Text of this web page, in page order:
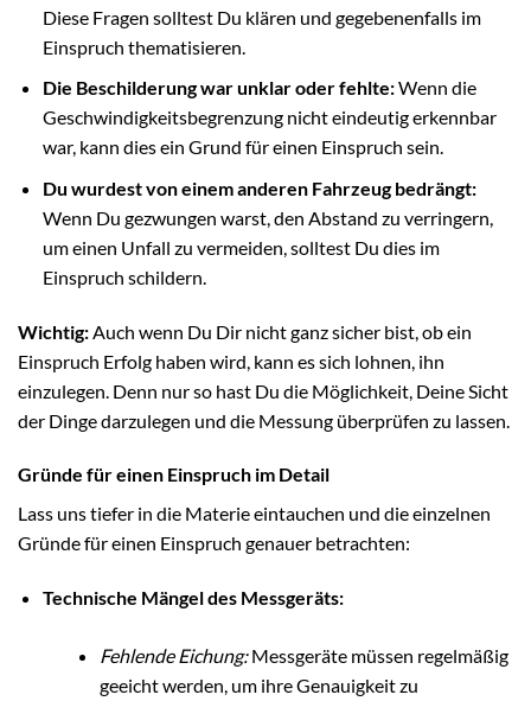
Diese Fragen solltest Du klären und gegebenenfalls im
Einspruch thematisieren.
Die Beschilderung war unklar oder fehlte:Wenn die
Geschwindigkeitsbegrenzung nicht eindeutig erkennbar
war, kann dies ein Grund für einen Einspruch sein.
Du wurdest von einem anderen Fahrzeug bedrängt:
Wenn Du gezwungen warst, den Abstand zu verringern,
um einen Unfall zu vermeiden, solltest Du dies im
Einspruch schildern.
Wichtig: Auch wenn Du Dir nicht ganz sicher bist, ob ein
Einspruch Erfolg haben wird, kann es sich lohnen, ihn
einzulegen. Denn nur so hast Du die Möglichkeit, Deine Sicht
der Dinge darzulegen und die Messung überprüfen zu lassen.
Gründe für einen Einspruch im Detail
Lass uns tiefer in die Materie eintauchen und die einzelnen
Gründe für einen Einspruch genauer betrachten:
Technische Mängel des Messgeräts:
Fehlende Eichung:Messgeräte müssen regelmäßig
geeicht werden, um ihre Genauigkeit zu